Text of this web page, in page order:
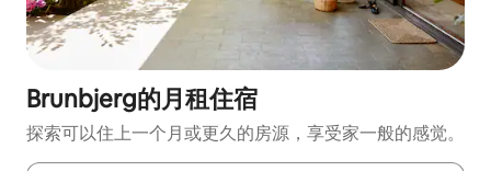
Brunbjerg的月租住宿
探索可以住上一个月或更久的房源，享受家一般的感觉。